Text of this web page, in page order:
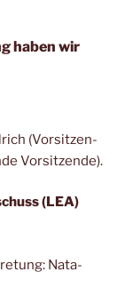
haben wir
(Vor­sit­zen­
Vorsitzende).
(LEA)
Nata­